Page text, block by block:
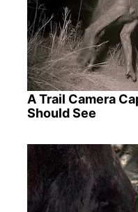
A Trail Camera
Should See